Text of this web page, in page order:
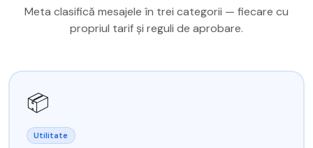
Meta clasifică mesajele în trei categorii — fiecare cu
propriul tarif și reguli de aprobare.
📦
Utilitate